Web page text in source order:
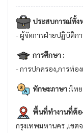
ประสบการณ์ทั้ง
- ผู้จัดการฝ่ายปฏิบัติก
การศึกษา :
- การปกครอง,การท่อง
ทักษะภาษา :ไท
พื้นที่ทำงานที่ต้อ
กรุงเทพมหานคร ,เขต